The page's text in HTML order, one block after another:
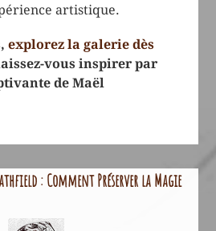
artistique.
explorez la galerie dès
vous inspirer par
de Maël
: Comment Préserver la Magie